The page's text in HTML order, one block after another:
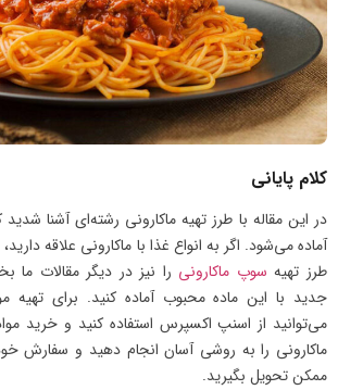
کلام پایانی
در این مقاله با طرز تهیه ماکارونی رشته‌ای آشنا
آماده می‌شود. اگر به انواع غذا با ماکارونی علاقه
طرز تهیه سوپ ماکارونی را نیز در دیگر مقالات ما
جدید با این ماده محبوب آماده کنید. برای تهیه
می‌توانید از اسنپ اکسپرس استفاده کنید و خرید
ماکارونی را به روشی آسان انجام دهید و سفارش
ممکن تحویل بگیرید.